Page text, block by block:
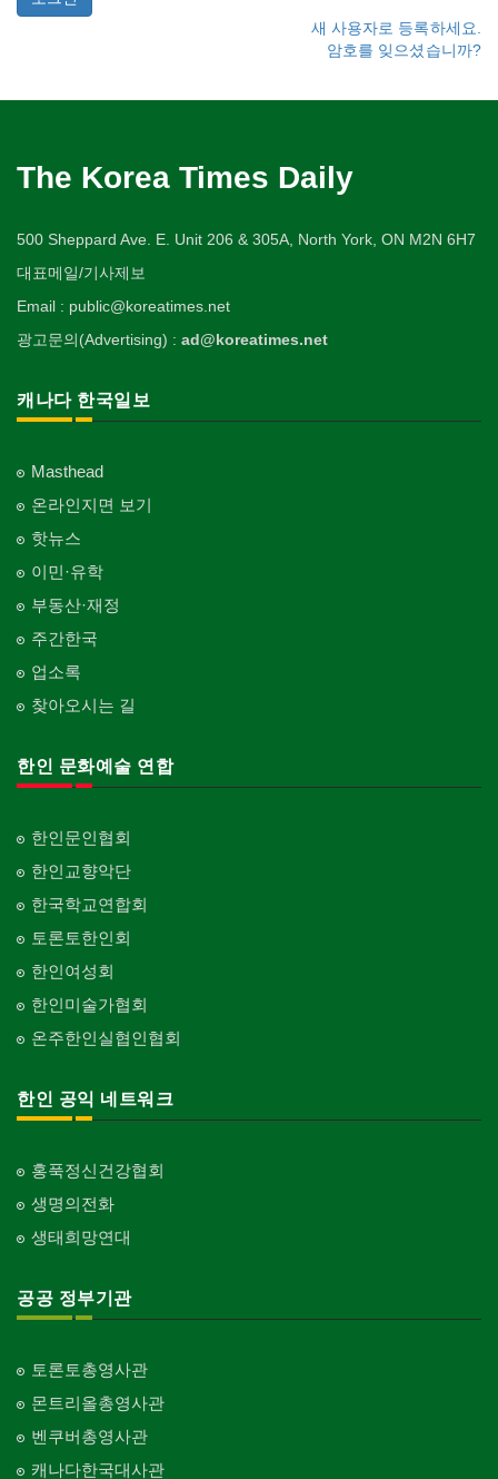
새 사용자로 등록하세요.
암호를 잊으셨습니까?
The Korea Times Daily
500 Sheppard Ave. E. Unit 206 & 305A, North York, ON M2N 6H7
대표메일/기사제보
Email : public@koreatimes.net
광고문의(Advertising) : ad@koreatimes.net
캐나다 한국일보
Masthead
온라인지면 보기
핫뉴스
이민·유학
부동산·재정
주간한국
업소록
찾아오시는 길
한인 문화예술 연합
한인문인협회
한인교향악단
한국학교연합회
토론토한인회
한인여성회
한인미술가협회
온주한인실협인협회
한인 공익 네트워크
홍푹정신건강협회
생명의전화
생태희망연대
공공 정부기관
토론토총영사관
몬트리올총영사관
벤쿠버총영사관
캐나다한국대사관